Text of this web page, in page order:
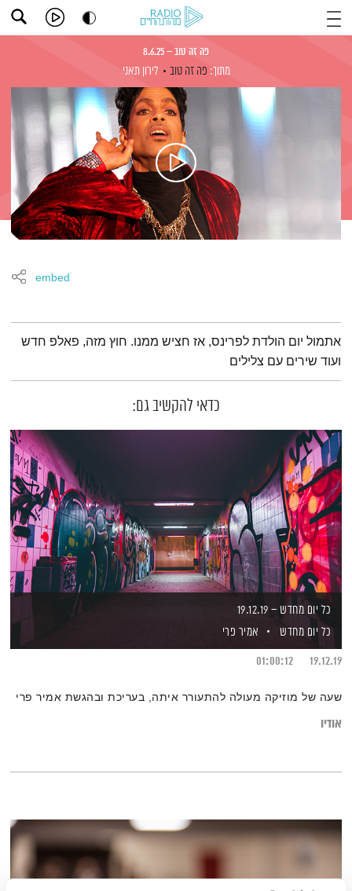
פה זה טוב – 8.6.25
מתוך: פה זה טוב לירון תאני
embed
תמצית הפודקאסט
אתמול יום הולדת לפרינס, אז חציש ממנו. חוץ מזה, פאלפ חדש
ועוד שירים עם צלילים
כדאי להקשיב גם:
כל יום מחדש – 19.12.19
כל יום מחדש
אמיר פרי
19.12.19
01:00:12
שעה של מוזיקה מעולה להתעורר איתה, בעריכת ובהגשת אמיר פרי
אודיו